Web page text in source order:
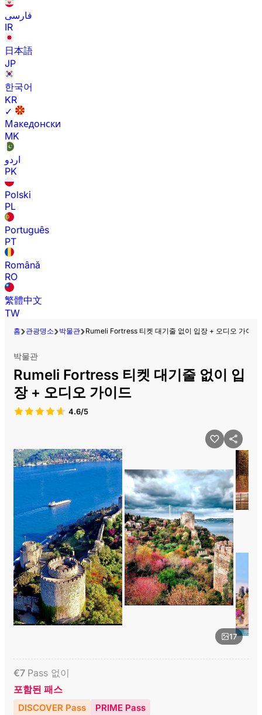
فارسی
IR
日本語
JP
한국어
KR
✓
Македонски
MK
اردو
PK
Polski
PL
Português
PT
Română
RO
繁體中文
TW
홈 관광명소 박물관 Rumeli Fortress 티켓 대기줄 없이 입장 + 오디오 가이드
17
박물관
Rumeli Fortress 티켓 대기줄 없이 입
장 + 오디오 가이드
4.6/5
€7 Pass 없이
포함된 패스
DISCOVER Pass PRIME Pass